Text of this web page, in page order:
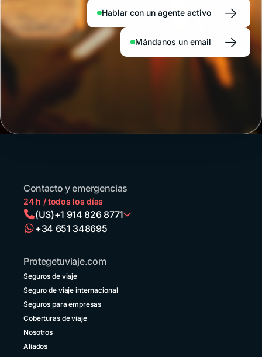
de
Janeiro,
San
Pablo,
Florianópolis
o el
llegan
en
avión,
en
micro,
que
un
Hablar con un agente activo →
Mándanos un email →
Contacto y emergencias
24 h / todos los días
(US)+1 914 826 8771
Bolivia
+591 5 50701249
Brasil
Canadá
+1 833 2223287
+34 651 348695
Protegetuviaje.com
Seguros de viaje
Seguro de viaje internacional
Seguros para empresas
Coberturas de viaje
Nosotros
Aliados